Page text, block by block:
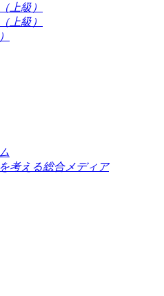
上級）
上級）
考える総合メディア